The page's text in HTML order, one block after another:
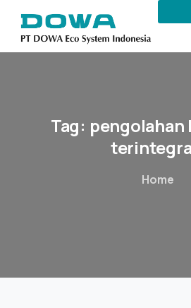
Tag: pengolahan
Home